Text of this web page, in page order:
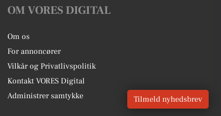
OM VORES DIGITAL
Om os
For annoncører
Vilkår og Privatlivspolitik
Kontakt VORES Digital
Administrer samtykke
Tilmeld nyhedsbrev